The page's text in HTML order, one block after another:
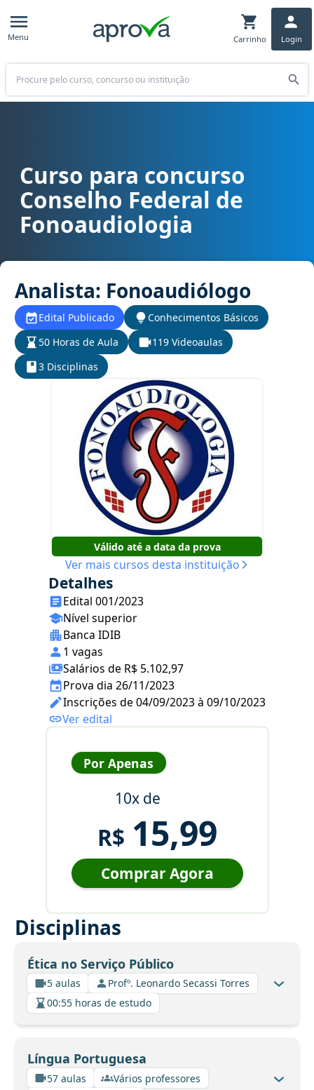
Menu Carrinho Login
Buscar
Curso para concurso CFFA - Conselho Federal de Fonoaudiologia
Curso para concurso
Conselho Federal de
Fonoaudiologia
Analista: Fonoaudiólogo
Edital Publicado
Conhecimentos Básicos
50 Horas de Aula
119 Videoaulas
3 Disciplinas
Válido até a data da prova
Ver mais cursos desta instituição
Detalhes
Edital 001/2023
Nível superior
Banca IDIB
1 vagas
Salários de R$ 5.102,97
Prova dia 26/11/2023
Inscrições de 04/09/2023 à 09/10/2023
Ver edital
Por Apenas
10x de
R$ 15,99
Comprar Agora
Disciplinas
Ética no Serviço Público
5 aulas
Profº. Leonardo Secassi Torres
00:55 horas de estudo
Língua Portuguesa
57 aulas
Vários professores